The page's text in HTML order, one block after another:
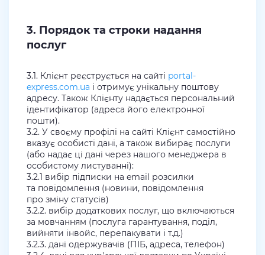
3. Порядок та строки надання
послуг
3.1. Клієнт реєструється на сайті portal-
express.com.ua і отримує унікальну поштову
адресу. Також Клієнту надається персональний
ідентифікатор (адреса його електронної
пошти).
3.2. У своєму профілі на сайті Клієнт самостійно
вказує особисті дані, а також вибирає послуги
(або надає ці дані через нашого менеджера в
особистому листуванні):
3.2.1 вибір підписки на email розсилки
та повідомлення (новини, повідомлення
про зміну статусів)
3.2.2. вибір додаткових послуг, що включаються
за мовчанням (послуга гарантування, поділ,
вийняти інвойс, перепакувати і т.д.)
3.2.3. дані одержувачів (ПІБ, адреса, телефон)